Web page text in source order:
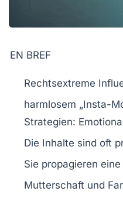
EN BREF
Rechtsextreme
harmlosem „Insta-
Strategien:
Die Inhalte sind oft
Sie propagieren eine
Mutterschaft und